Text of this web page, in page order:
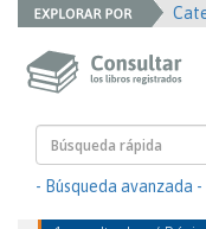
- Búsqueda avanzada -